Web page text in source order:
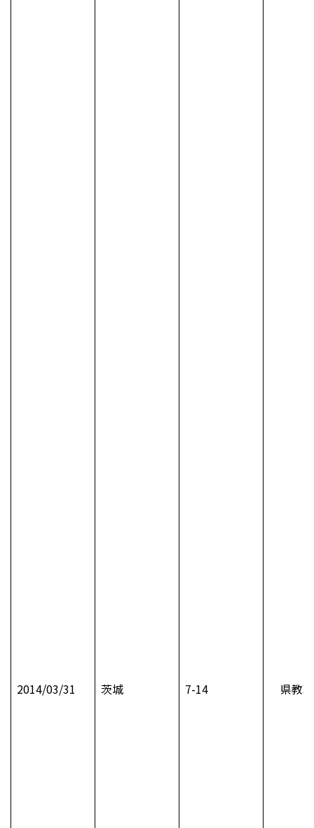
2014/03/31 茨城 7-14 県教